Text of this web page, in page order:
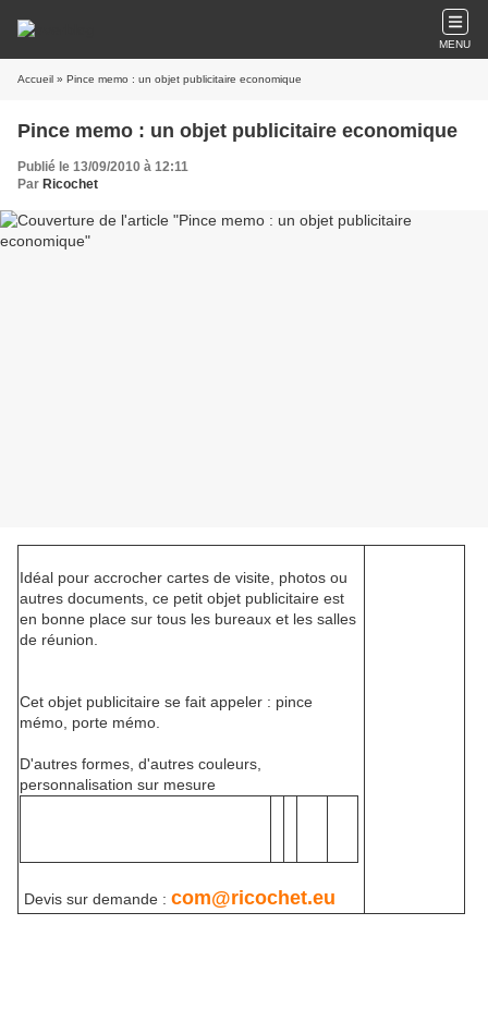
MENU
Accueil » Pince memo : un objet publicitaire economique
Pince memo : un objet publicitaire economique
Publié le 13/09/2010 à 12:11
Par Ricochet
Idéal pour accrocher cartes de visite, photos ou
autres documents, ce petit objet publicitaire est
en bonne place sur tous les bureaux et les salles
de réunion.
Cet objet publicitaire se fait appeler : pince
mémo, porte mémo.
D'autres formes, d'autres couleurs,
personnalisation sur mesure
Devis sur demande : com@ricochet.eu